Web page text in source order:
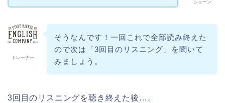
ショーン
トレーナー
そうなんです！一回これで全部読み終えた
ので次は「3回目のリスニング」を聞いて
みましょう。
3回目のリスニングを聴き終えた後…。